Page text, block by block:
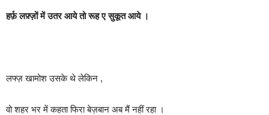
हर्फ़ लफ़्ज़ों में उतर आये तो रूह ए सुकूत आये ।
लफ्ज़ खामोश उसके थे लेकिन ,
वो शहर भर में कहता फिरा बेज़बान अब मैं नहीं रहा ।